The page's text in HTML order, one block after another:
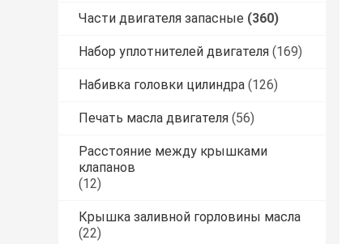
Части двигателя запасные (360)
Набор уплотнителей двигателя (169)
Набивка головки цилиндра (126)
Печать масла двигателя (56)
Расстояние между крышками
клапанов
(12)
Крышка заливной горловины масла
(22)